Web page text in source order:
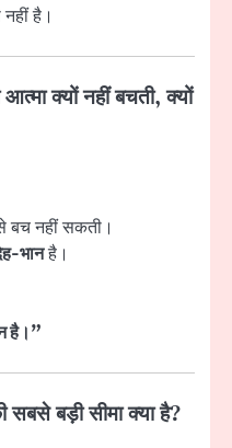
है।
क्यों नहीं बचती, क्यों
बच नहीं सकती।
भानहै।
है।”
सबसे बड़ी सीमा क्या है?